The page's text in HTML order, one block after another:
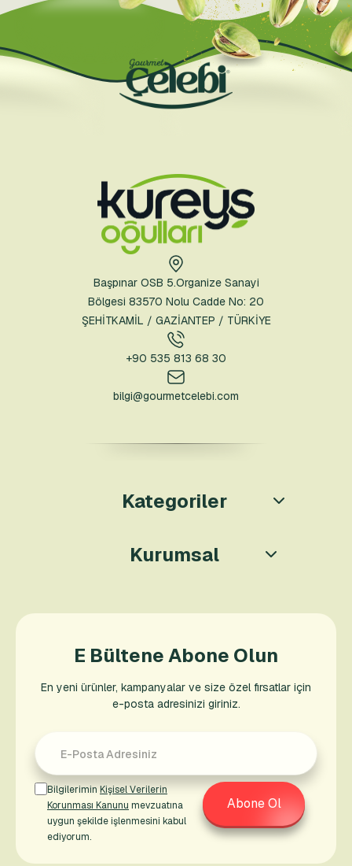
Başpınar OSB 5.Organize Sanayi
Bölgesi 83570 Nolu Cadde No: 20
ŞEHİTKAMİL / GAZİANTEP / TÜRKİYE
+90 535 813 68 30
bilgi@gourmetcelebi.com
Kategoriler
Kurumsal
E Bültene Abone Olun
En yeni ürünler, kampanyalar ve size özel fırsatlar için
e-posta adresinizi giriniz.
Abone Ol
Bilgilerimin Kişisel Verilerin
Korunması Kanunu mevzuatına
uygun şekilde işlenmesini kabul
ediyorum.